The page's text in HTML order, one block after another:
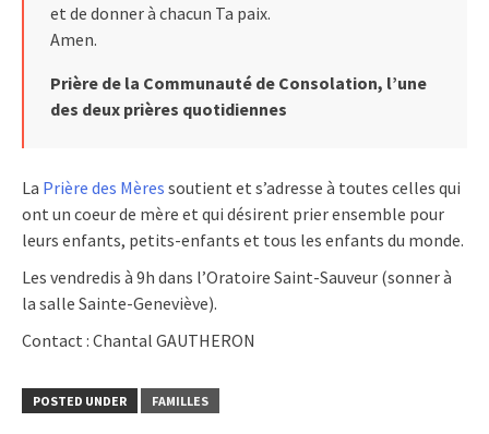
et de donner à chacun Ta paix.
Amen.
Prière de la Communauté de Consolation, l’une
des deux prières quotidiennes
La Prière des Mères soutient et s’adresse à toutes celles qui
ont un coeur de mère et qui désirent prier ensemble pour
leurs enfants, petits-enfants et tous les enfants du monde.
Les vendredis à 9h dans l’Oratoire Saint-Sauveur (sonner à
la salle Sainte-Geneviève).
Contact : Chantal GAUTHERON
POSTED UNDER FAMILLES